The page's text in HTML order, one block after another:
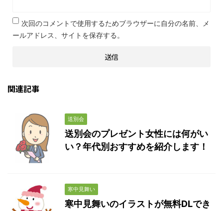
次回のコメントで使用するためブラウザーに自分の名前、メ
ールアドレス、サイトを保存する。
関連記事
送別会
送別会のプレゼント女性には何がい
い？年代別おすすめを紹介します！
寒中見舞い
寒中見舞いのイラストが無料DLでき